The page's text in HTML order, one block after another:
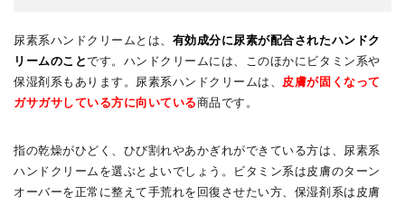
尿素系ハンドクリームとは、 有効成分に尿素が配合されたハンドク
リームのことです。ハンドクリームには、このほかにビタミン系や
保湿剤系もあります。尿素系ハンドクリームは、
皮膚が固くなって
ガサガサしている方に向いている商品です。
指の乾燥がひどく、ひび割れやあかぎれができている方は、尿素系
ハンドクリームを選ぶとよいでしょう。ビタミン系は皮膚のターン
オーバーを正常に整えて手荒れを回復させたい方、保湿剤系は皮膚